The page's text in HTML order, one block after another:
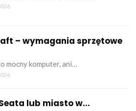
– wymagania sprzętowe
mocny komputer, ani…
lub miasto w...